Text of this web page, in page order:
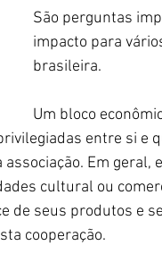
São perguntas
impacto para
brasileira.
Um bloco
entre si e
Em geral,
cultural ou
de seus produtos e
cooperação.